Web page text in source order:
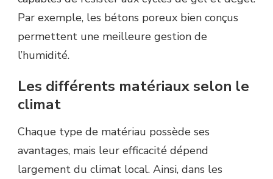
Par exemple, les bétons poreux bien conçus
permettent une meilleure gestion de
l’humidité.
Les différents matériaux selon le
climat
Chaque type de matériau possède ses
avantages, mais leur efficacité dépend
largement du climat local. Ainsi, dans les